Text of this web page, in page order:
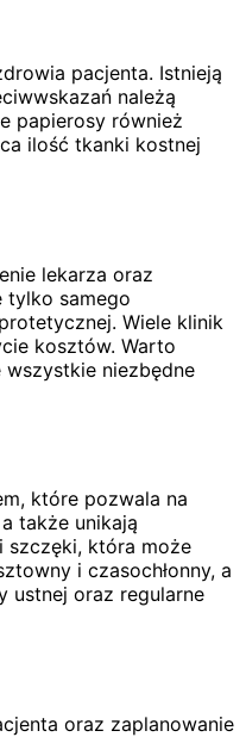
pacjenta. Istnieją
należą
papierosy również
ilość tkanki kostnej
lekarza oraz
tylko samego
Wiele klinik
kosztów. Warto
niezbędne
które pozwala na
także unikają
szczęki, która może
i czasochłonny, a
ustnej oraz regularne
oraz zaplanowanie